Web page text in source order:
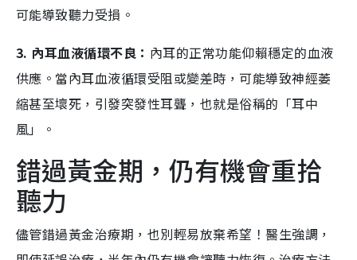
可能導致聽力受損。
3. 內耳血液循環不良： 內耳的正常功能仰賴穩定的血液
供應。當內耳血液循環受阻或變差時，可能導致神經萎
縮甚至壞死，引發突發性耳聾，也就是俗稱的「耳中
風」。
錯過黃金期，仍有機會重拾
聽力
儘管錯過黃金治療期，也別輕易放棄希望！醫生強調，